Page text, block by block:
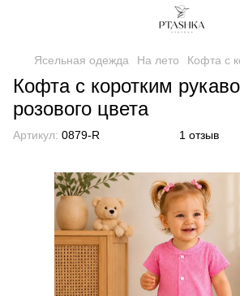
Ясельная одежда На лето Кофта с
Кофта с коротким
розового цвета
Артикул: 0879-R 1 отзыв